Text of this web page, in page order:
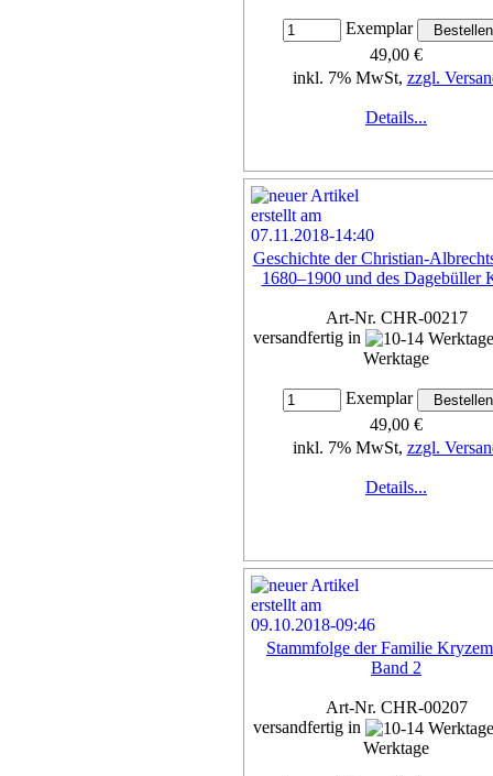
Exemplar
49,00 €
inkl. 7% MwSt, zzgl.
Details...
Geschichte der Christian-
1680–1900 und des Dagebüller
Art-Nr. CHR-00217
versandfertig in
Werktage
Exemplar
49,00 €
inkl. 7% MwSt, zzgl.
Details...
Stammfolge der Familie
Band 2
Art-Nr. CHR-00207
versandfertig in
Werktage